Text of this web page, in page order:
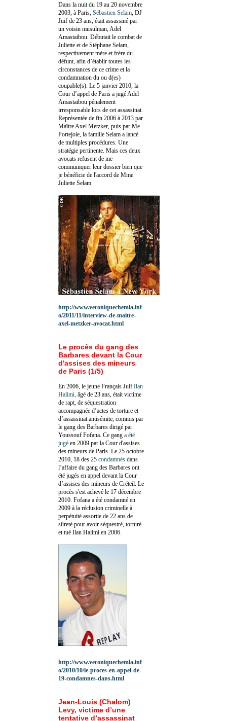
Dans la nuit du 19 au 20 novembre
2003, à Paris, Sébastien Selam , DJ
Juif de 23 ans, était assassiné par
un voisin musulman, Adel
Amastaibou. Débutait le combat de
Juliette et de Stéphane Selam,
respectivement mère et frère du
défunt, afin d’établir toutes les
circonstances de ce crime et la
condamnation du ou d(es)
coupable(s). Le 5 janvier 2010, la
Cour d’appel de Paris a jugé Adel
Amastaibou pénalement
irresponsable lors de cet assassinat.
Représentée de fin 2006 à 2013 par
Maître Axel Metzker, puis par Me
Portejoie, la famille Selam a lancé
de multiples procédures. Une
stratégie pertinente. Mais ces deux
avocats refusent de me
communiquer leur dossier bien que
je bénéficie de l'accord de Mme
Juliette Selam.
http://www.veroniquechemla.inf
o/2011/11/interview-de-maitre-
axel-metzker-avocat.html
Le procès du gang des
Barbares devant la Cour
d'assises des mineurs
de Paris (1/5)
En 2006, le jeune Français Juif Ilan
Halimi, âgé de 23 ans, était victime
de rapt, de séquestration
accompagnée d’actes de torture et
d’assassinat antisémite, commis par
le gang des Barbares dirigé par
Youssouf Fofana. Ce gang a été
jugé en 2009 par la Cour d'assises
des mineurs de Paris. Le 25 octobre
2010, 18 des 25 condamnés dans
l’affaire du gang des Barbares ont
été jugés en appel devant la Cour
d’assises des mineurs de Créteil. Le
procès s'est achevé le 17 décembre
2010. Fofana a été condamné en
2009 à la réclusion criminelle à
perpétuité assortie de 22 ans de
sûreté pour avoir séquestré, torturé
et tué Ilan Halimi en 2006.
http://www.veroniquechemla.inf
o/2010/10/le-proces-en-appel-de-
19-condamnes-dans.html
Jean-Louis (Chalom)
Levy, victime d’une
tentative d’assassinat